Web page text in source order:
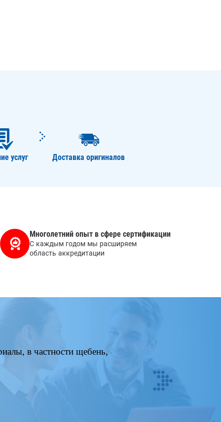
услуг Доставка оригиналов
Многолетний опыт в сфере сертификации
С каждым годом мы расширяем
область аккредитации
в частности щебень,
Next